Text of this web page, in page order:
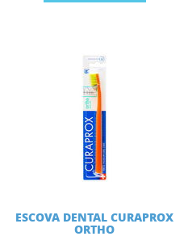
ESCOVA DENTAL CURAPROX
ORTHO